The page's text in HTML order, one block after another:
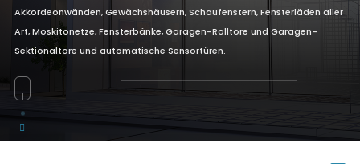
Akkordeonwänden, Gewächshäusern, Schaufenstern, Fensterläden aller
Art, Moskitonetze, Fensterbänke, Garagen-Rolltore und Garagen-
Sektionaltore und automatische Sensortüren.